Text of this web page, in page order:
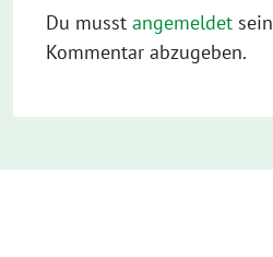
Du musst angemeldet
Kommentar abzugeben.